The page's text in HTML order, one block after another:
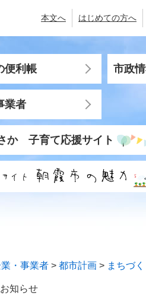
本文へ はじめての方へ
便利帳 市政
業者
か 子育て応援サイト
・事業者 > 都市計画 > まちづく
知らせ